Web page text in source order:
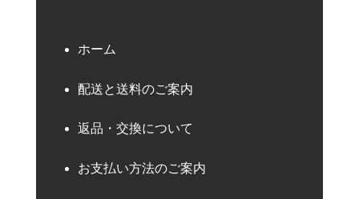
ホーム
配送と送料のご案内
返品・交換について
お支払い方法のご案内